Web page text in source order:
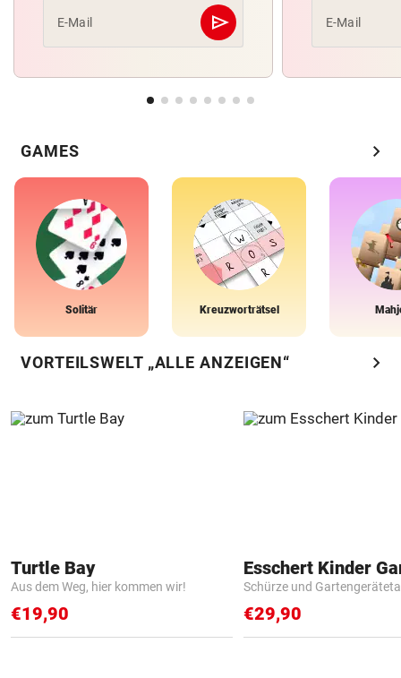
E-Mail send
Abschicken E-Mail
GAMES chevron_right
Solitär Kreuzworträtsel
VORTEILSWELT „ALLE ANZEIGEN“ chevron_right
Turtle Bay
Aus dem Weg, hier kommen wir!
€19,90
Schürze und
€29,90